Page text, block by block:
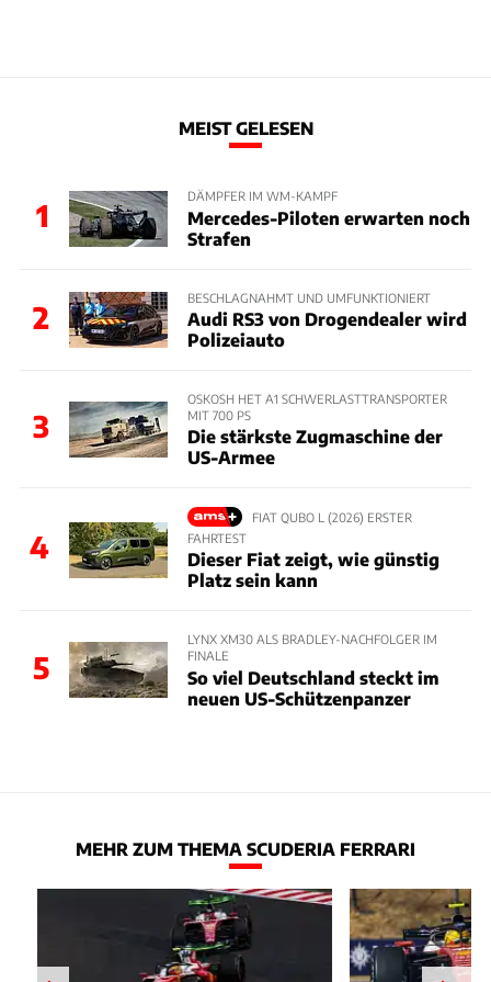
MEIST GELESEN
1
DÄMPFER IM WM-KAMPF
Mercedes-Piloten erwarten noch
Strafen
2
BESCHLAGNAHMT UND UMFUNKTIONIERT
Audi RS3 von Drogendealer wird
Polizeiauto
3
OSKOSH HET A1 SCHWERLASTTRANSPORTER
MIT 700 PS
Die stärkste Zugmaschine der
US-Armee
4
FIAT QUBO L (2026) ERSTER
FAHRTEST
Dieser Fiat zeigt, wie günstig
Platz sein kann
5
LYNX XM30 ALS BRADLEY-NACHFOLGER IM
FINALE
So viel Deutschland steckt im
neuen US-Schützenpanzer
MEHR ZUM THEMA SCUDERIA FERRARI